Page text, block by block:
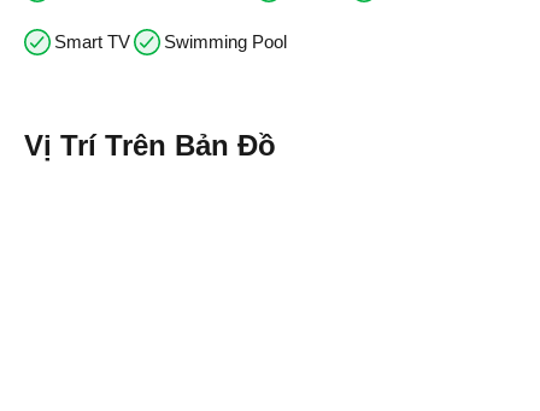
Smart TV Swimming Pool
Vị Trí Trên Bản Đồ